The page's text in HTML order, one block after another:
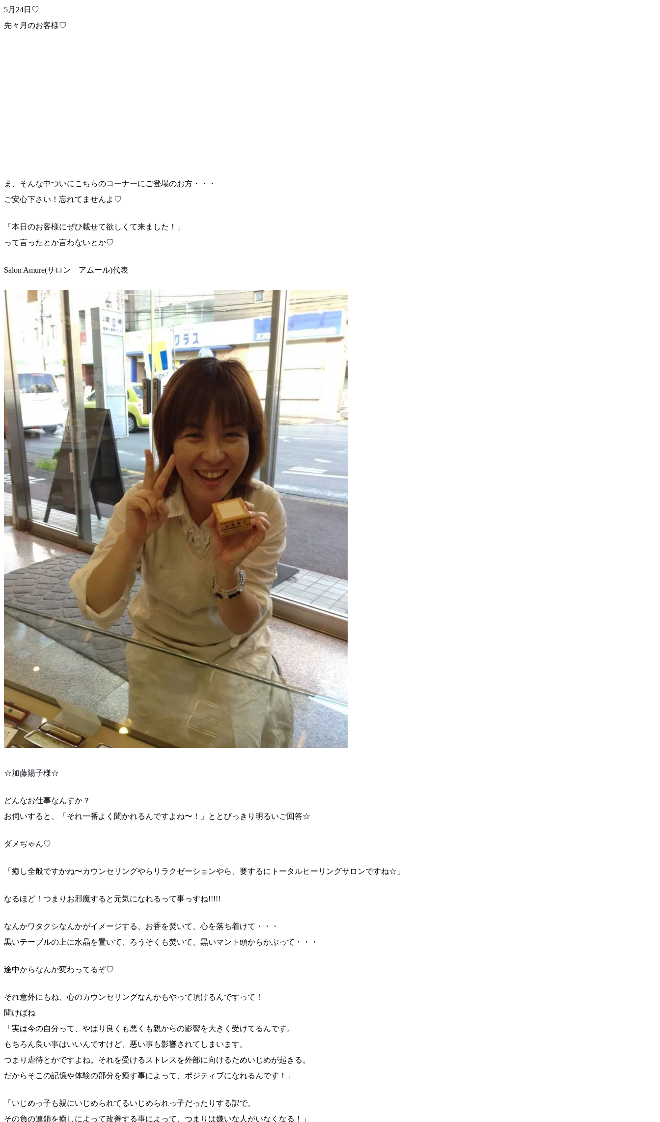
5月24日♡
先々月のお客様♡
ま、そんな中ついにこちらのコーナーにご登場のお方・・
・
ご安心下さい！忘れてませんよ♡
「本日のお客様にぜひ載せて欲しくて来ました！」
って言ったとか言わないとか♡
Salon Amure(サロン アムール)代表
☆加藤陽子様☆
どんなお仕事なんすか？
お伺いすると、「それ一番よく聞かれるんですよね〜！」
ととびっきり明るいご回答☆
ダメぢゃん♡
「癒し全般ですかね〜カウンセリングやらリラクゼーショ ンやら、要するにトータルヒーリングサロンですね☆」
なるほど！つまりお邪魔すると元気になれるって事っすね!!!!!
なんかワタクシなんかがイメージする、お香を焚いて、心を落ち着けて・・・
黒いテーブルの上に水晶を置いて、ろうそくも焚いて、黒いマント頭からかぶって・・・
途中からなんか変わってるぞ♡
それ意外にもね、心のカウンセリングなんかもやって頂けるんですって！
聞けばね
「実は今の自分って、やはり良くも悪くも親からの影響を大きく受けてるんです。
もちろん良い事はいいんですけど、悪い事も影響されてし まいます。
つまり虐待とかですよね。それを受けるストレスを外部に向けるためいじめが起きる。
だからそこの記憶や体験の部分を癒す事によって、ポジテ ィブになれるんです！」
「いじめっ子も親にいじめられてるいじめられっ子だった りする訳で、
その負の連鎖を癒しによって改善する事によって、つまり は嫌いな人がいなくなる！」